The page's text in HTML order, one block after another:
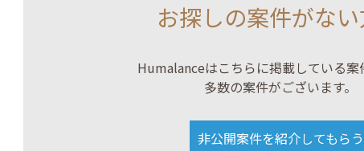
お探しの案件がな
Humalanceはこちらに掲載している案
多数の案件がございます。
非公開案件を紹介してもらう